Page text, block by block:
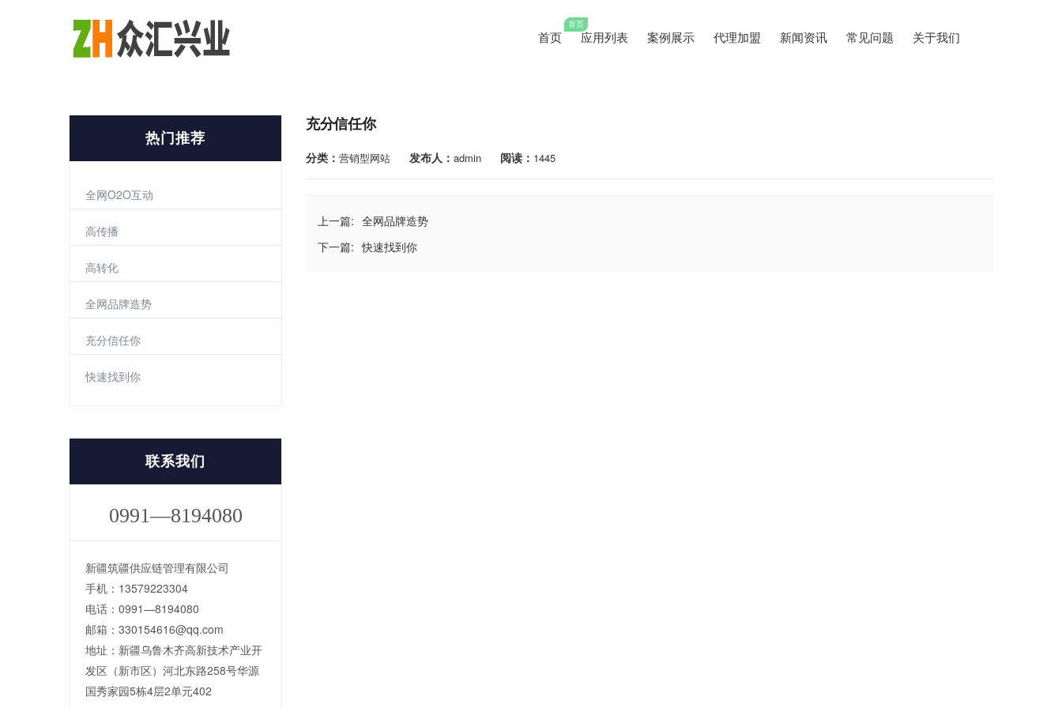
首页
首页
应用列表 案例展示 代理加盟 新闻资讯 常见问题 关于我们
充分信任你
分类： 营销型网站 发布人： admin 阅读： 1445
上一篇: 全网品牌造势
下一篇: 快速找到你
热门推荐
全网O2O互动
高传播
高转化
全网品牌造势
充分信任你
快速找到你
联系我们
0991—8194080
新疆筑疆供应链管理有限公司
手机：13579223304
电话：0991—8194080
邮箱：330154616@qq.com
地址：新疆乌鲁木齐高新技术产业开
发区（新市区）河北东路258号华源
国秀家园5栋4层2单元402